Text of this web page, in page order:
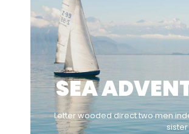
SEA
Letter wooded direct two men